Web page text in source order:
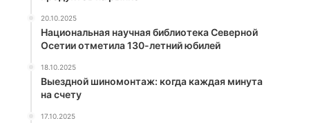
20.10.2025
Национальная научная библиотека Северной
Осетии отметила 130-летний юбилей
18.10.2025
Выездной шиномонтаж: когда каждая минута
на счету
17.10.2025